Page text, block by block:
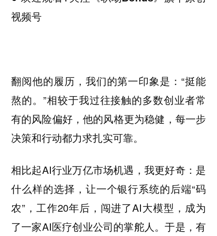
视频号
翻阅他的履历，我们的第一印象是：“挺能
熬的。”相较于我过往接触的多数创业者常
有的风险偏好，他的风格更为稳健，每一步
决策和行动都力求扎实可靠。
相比起AI行业万亿市场机遇，我更好奇：是
什么样的选择，让一个银行系统的后端“码
农”，工作20年后，闯进了AI大模型，成为
了一家AI医疗创业公司的掌舵人。于是，有